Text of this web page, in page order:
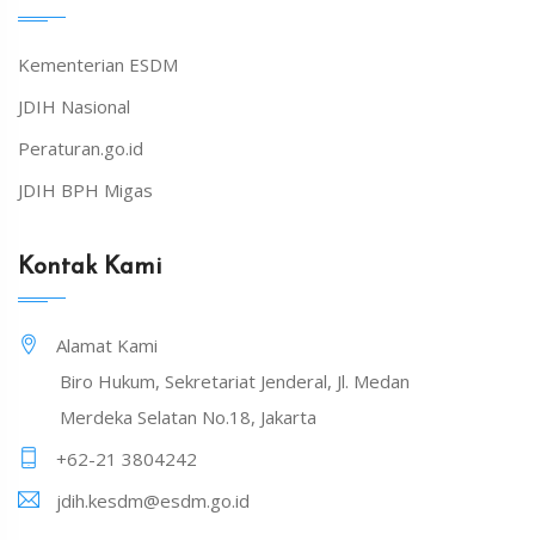
Kementerian ESDM
JDIH Nasional
Peraturan.go.id
JDIH BPH Migas
Kontak Kami
Alamat Kami
Biro Hukum, Sekretariat Jenderal, Jl. Medan
Merdeka Selatan No.18, Jakarta
+62-21 3804242
jdih.kesdm@esdm.go.id